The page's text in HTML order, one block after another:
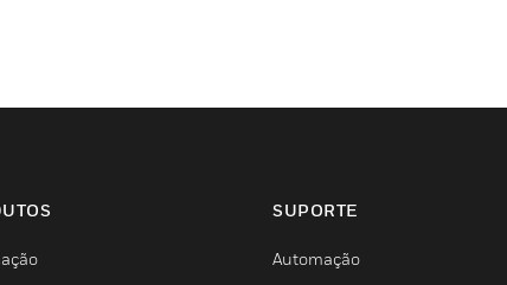
SUPORTE
Automação